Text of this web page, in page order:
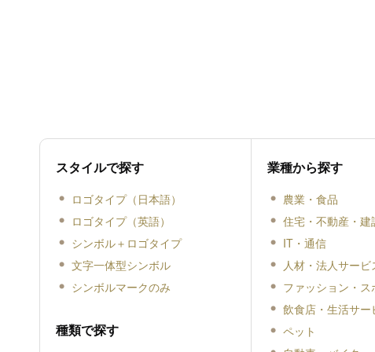
スタイルで探す
ロゴタイプ（日本語）
ロゴタイプ（英語）
シンボル＋ロゴタイプ
文字一体型シンボル
シンボルマークのみ
種類で探す
業種から探す
農業・食品
住宅・不動産・建
IT・通信
人材・法人サービ
ファッション・ス
飲食店・生活サー
ペット